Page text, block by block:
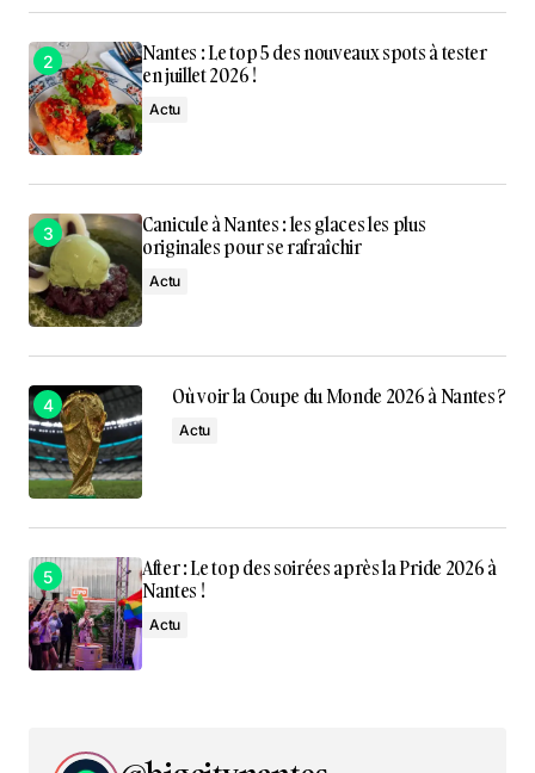
Nantes : Le top 5 des nouveaux spots à tester
en juillet 2026 !
Actu
Canicule à Nantes : les glaces les plus
originales pour se rafraîchir
Actu
Où voir la Coupe du Monde 2026 à Nantes ?
Actu
After : Le top des soirées après la Pride 2026 à
Nantes !
Actu